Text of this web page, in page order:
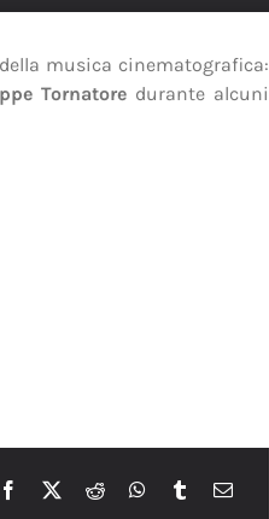
musica cinematografica:
Tornatore durante alcuni